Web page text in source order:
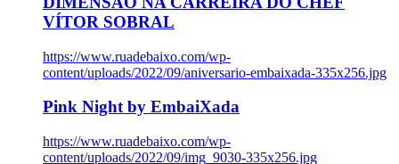
VÍTOR SOBRAL
https://www.ruadebaixo.com/wp-
content/uploads/2022/09/aniversario-embaixada-335x256.jpg
Pink Night by EmbaiXada
https://www.ruadebaixo.com/wp-
content/uploads/2022/09/img_9030-335x256.jpg